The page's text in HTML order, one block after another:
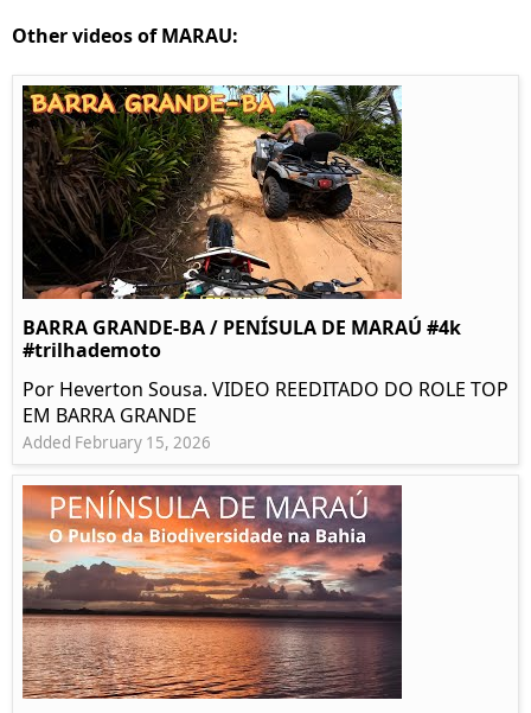
Other videos of MARAU:
BARRA GRANDE-BA / PENÍSULA DE MARAÚ #4k
#trilhademoto
Por Heverton Sousa. VIDEO REEDITADO DO ROLE TOP
EM BARRA GRANDE
Added February 15, 2026